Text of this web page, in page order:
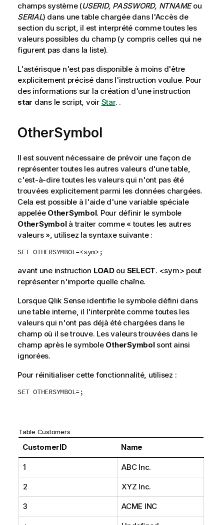
champs système (USERID, PASSWORD, NTNAMEou
SERIAL) dans une table chargée dans l'Accès de
section du script, il est interprété comme toutes les
valeurs possibles du champ (y compris celles qui ne
figurent pas dans la liste).
L'astérisque n'est pas disponible à moins d'être
explicitement précisé dans l'instruction voulue. Pour
des informations sur la création d'une instruction
star dans le script, voir Star. .
OtherSymbol
Il est souvent nécessaire de prévoir une façon de
représenter toutes les autres valeurs d'une table,
c'est-à-dire toutes les valeurs qui n'ont pas été
trouvées explicitement parmi les données chargées.
Cela est possible à l'aide d'une variable spéciale
appelée OtherSymbol. Pour définir le symbole
OtherSymbolà traiter comme « toutes les autres
valeurs », utilisez la syntaxe suivante :
SET OTHERSYMBOL=<sym>;
avant une instruction LOADou SELECT. <sym> peut
représenter n'importe quelle chaîne.
Lorsque Qlik Senseidentifie le symbole défini dans
une table interne, il l'interprète comme toutes les
valeurs qui n'ont pas déjà été chargées dans le
champ où il se trouve. Les valeurs trouvées dans le
champ après le symbole OtherSymbolsont ainsi
ignorées.
Pour réinitialiser cette fonctionnalité, utilisez :
SET OTHERSYMBOL=;
Table Customers
CustomerID Name
1 ABC Inc.
2 XYZ Inc.
3 ACME INC